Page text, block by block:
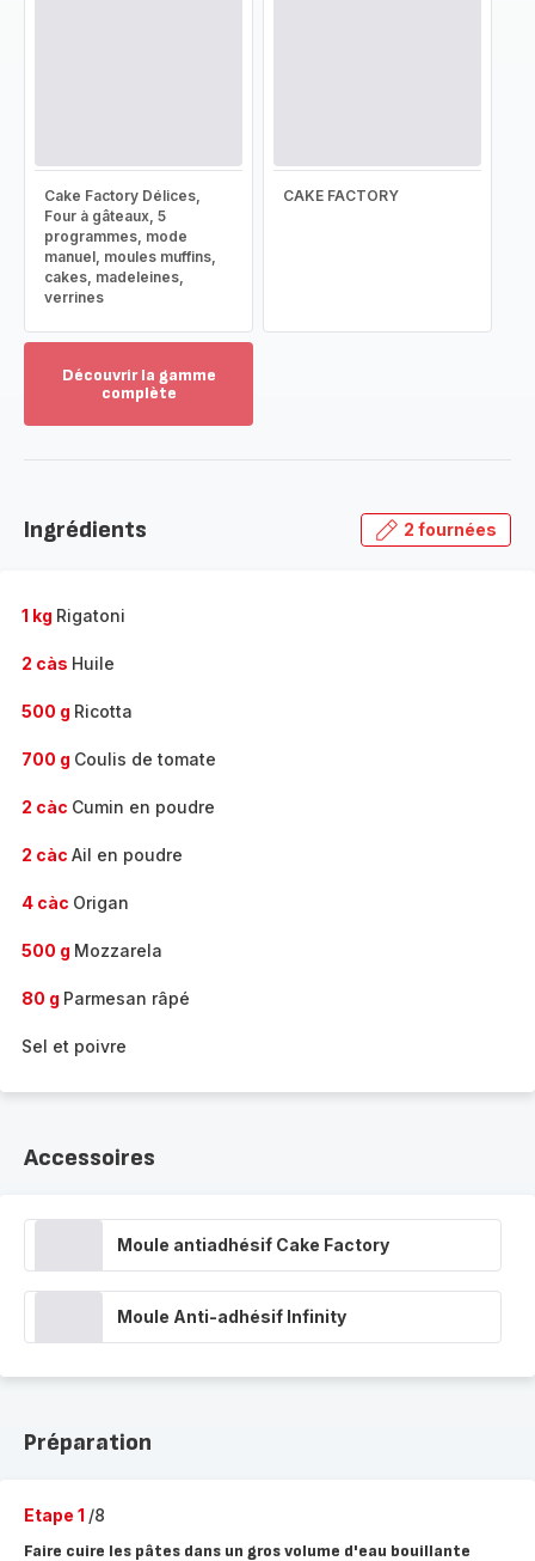
Cake Factory Délices,
Four à gâteaux, 5
programmes, mode
manuel, moules muffins,
cakes, madeleines,
verrines
CAKE FACTORY
Découvrir la gamme
complète
gamme
Ingrédients 2 fournées
1 kg Rigatoni
2 càs Huile
500 g Ricotta
700 g Coulis de tomate
2 càc Cumin en poudre
2 càc Ail en poudre
4 càc Origan
500 g Mozzarela
80 g Parmesan râpé
Sel et poivre
Accessoires
Moule antiadhésif Cake Factory
Moule Anti-adhésif Infinity
Préparation
Etape 1 /8
Faire cuire les pâtes dans un gros volume d'eau bouillante